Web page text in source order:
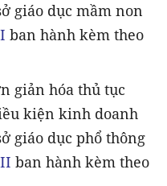
giáo dục mầm non
ban hành kèm theo
giản hóa thủ tục
kiện kinh doanh
giáo dục phổ thông
ban hành kèm theo